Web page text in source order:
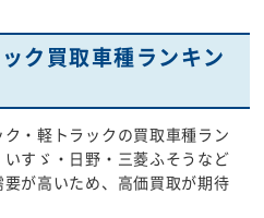
ク買取車種ランキン
・軽トラックの買取車種ラン
すゞ・日野・三菱ふそうなど
が高いため、高価買取が期待